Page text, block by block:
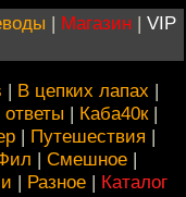
| Магазин | VIP
| В цепких лапах |
| Каба40к|
| Путешествия |
| Смешное |
| Разное | Каталог